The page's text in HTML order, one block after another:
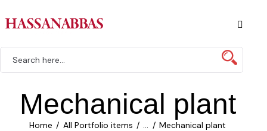
Mechanical plant
Home All Portfolio items ... Mechanical plant